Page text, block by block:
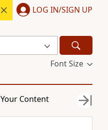
LOG IN/SIGN UP
Font Size
Your Content